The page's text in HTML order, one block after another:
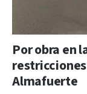
Por obra en
Almafuerte